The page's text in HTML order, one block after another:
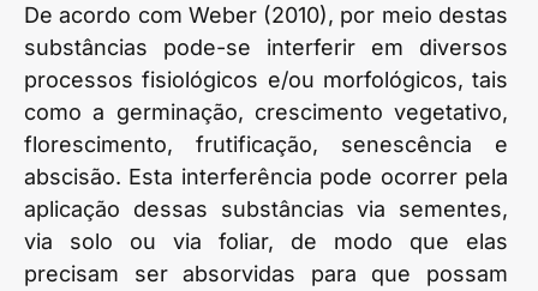
De acordo com Weber (2010), por meio destas
substâncias pode-se interferir em diversos
processos fisiológicos e/ou morfológicos, tais
como a germinação, crescimento vegetativo,
florescimento, frutificação, senescência e
abscisão. Esta interferência pode ocorrer pela
aplicação dessas substâncias via sementes,
via solo ou via foliar, de modo que elas
precisam ser absorvidas para que possam